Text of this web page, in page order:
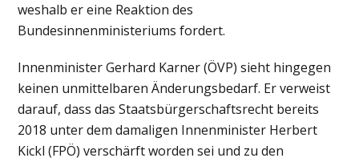
weshalb er eine Reaktion des
Bundesinnenministeriums fordert.
Innenminister Gerhard Karner (ÖVP) sieht hingegen
keinen unmittelbaren Änderungsbedarf. Er verweist
darauf, dass das Staatsbürgerschaftsrecht bereits
2018 unter dem damaligen Innenminister Herbert
Kickl (FPÖ) verschärft worden sei und zu den